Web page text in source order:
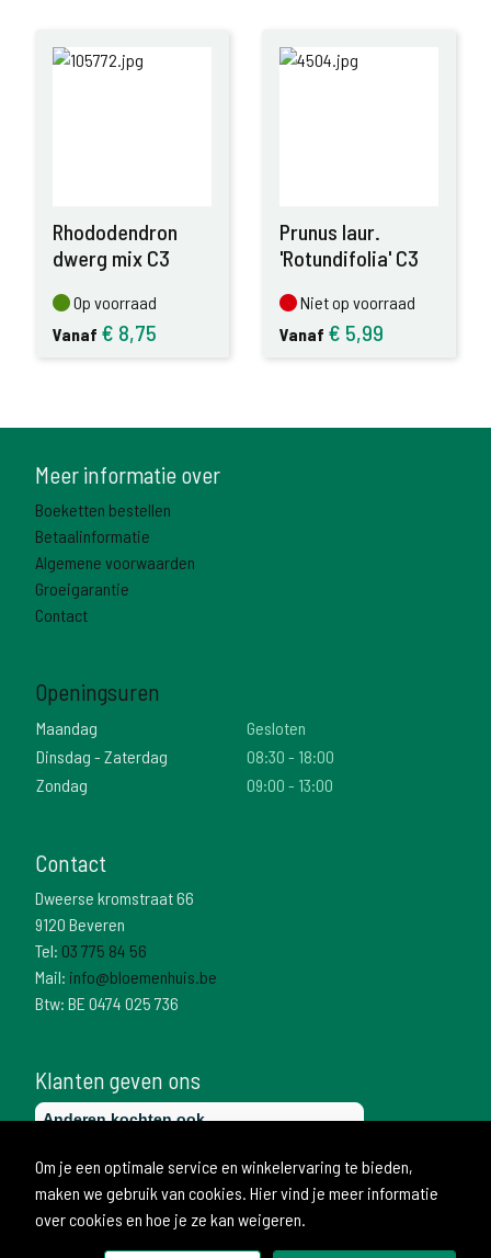
Rhododendron
dwerg mix C3
Op voorraad
Op voorraad
Vanaf € 8,75
Prunus laur.
'Rotundifolia' C3
Niet op voorraad
Niet op voorraad
Vanaf € 5,99
Meer informatie over
Boeketten bestellen
Betaalinformatie
Algemene voorwaarden
Groeigarantie
Contact
Openingsuren
Maandag
Gesloten
Dinsdag - Zaterdag
08:30 - 18:00
Zondag
09:00 - 13:00
Contact
Dweerse kromstraat 66
9120 Beveren
Tel: 03 775 84 56
Mail: info@bloemenhuis.be
Btw: BE 0474 025 736
Klanten geven ons
Om je een optimale service en winkelervaring te bieden,
maken we gebruik van cookies. Hier vind je meer informatie
over cookies en hoe je ze kan weigeren.